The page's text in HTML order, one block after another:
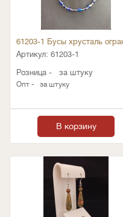
61203-1 Бусы хрусталь
Артикул: 61203-1
Розница -
за штуку
Опт - за штуку
В корзину